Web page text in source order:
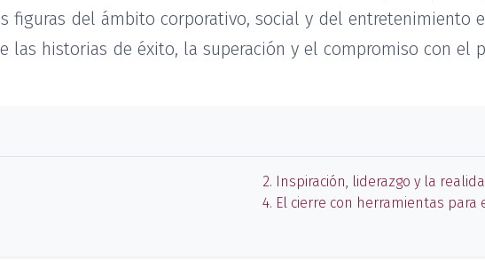
figuras del ámbito corporativo, social y del entretenimiento
las historias de éxito, la superación y el compromiso con el
2. Inspiración, liderazgo y la
4. El cierre con herramientas para